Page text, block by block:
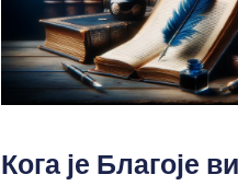
Кога је Благоје